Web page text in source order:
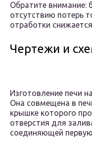
Обратите внимание:
отсутствию потерь
отработки
Чертежи и
Изготовление печи
Она совмещена в
крышке которого
отверстия для
соединяющей